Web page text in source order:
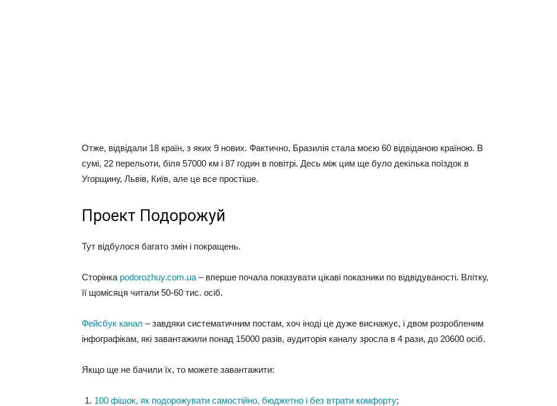
Отже, відвідали 18 країн, з яких 9 нових. Фактично, Бразилія стала моєю 60 відвіданою країною. В
сумі, 22 перельоти, біля 57000 км і 87 годин в повітрі. Десь між цим ще було декілька поїздок в
Угорщину, Львів, Київ, але це все простіше.
Проект Подорожуй
Тут відбулося багато змін і покращень.
Сторінка podorozhuy.com.ua – вперше почала показувати цікаві показники по відвідуваності. Влітку,
її щомісяця читали 50-60 тис. осіб.
Фейсбук канал – завдяки систематичним постам, хоч іноді це дуже виснажує, і двом розробленим
інфографікам, які завантажили понад 15000 разів, аудиторія каналу зросла в 4 рази, до 20600 осіб.
Якщо ще не бачили їх, то можете завантажити:
100 фішок, як подорожувати самостійно, бюджетно і без втрати комфорту;